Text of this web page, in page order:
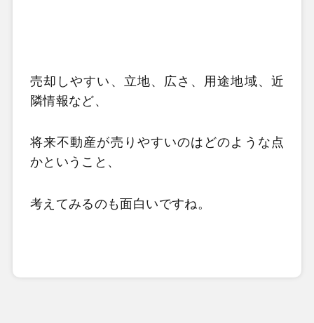
売却しやすい、立地、広さ、用途地域、近
隣情報など、
将来不動産が売りやすいのはどのような点
かということ、
考えてみるのも面白いですね。